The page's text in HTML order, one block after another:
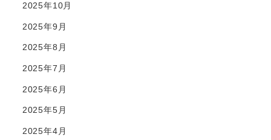
2025年10月
2025年9月
2025年8月
2025年7月
2025年6月
2025年5月
2025年4月